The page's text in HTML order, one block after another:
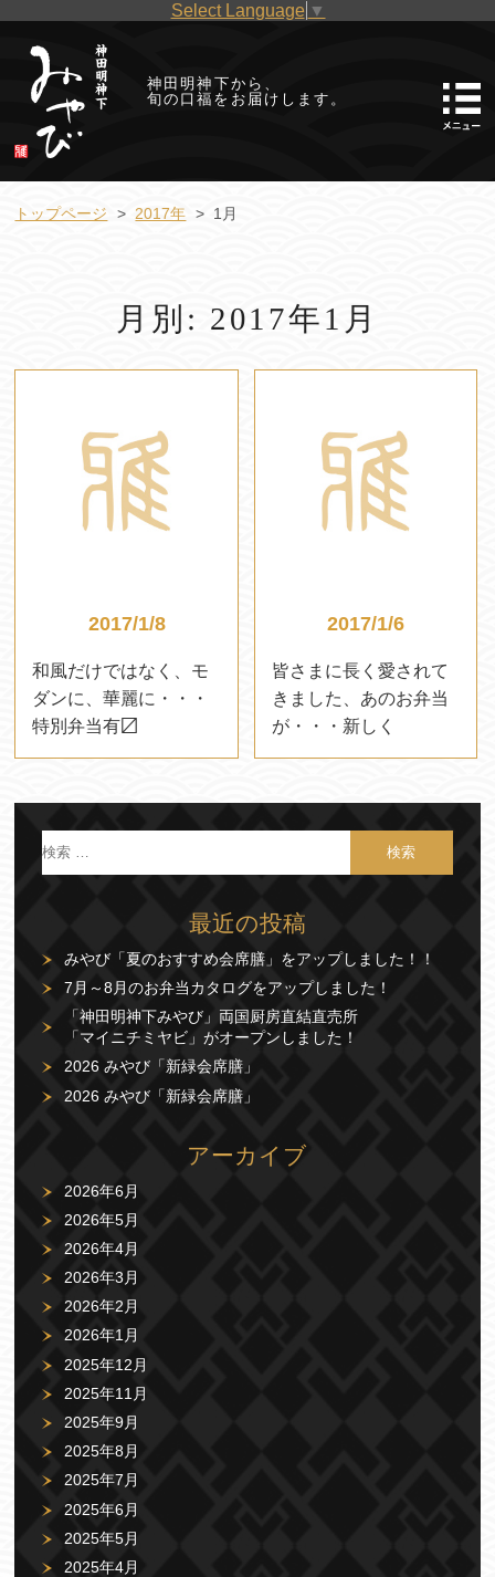
Select Language ▼
神田明神下から、
旬の口福をお届けします。
トップページ 2017年 1月
月別: 2017年1月
2017/1/8
和風だけではなく、モ
ダンに、華麗に・・・
特別弁当有〼
2017/1/6
皆さまに長く愛されて
きました、あのお弁当
が・・・新しく
最近の投稿
みやび「夏のおすすめ会席膳」をアップしました！！
7月～8月のお弁当カタログをアップしました！
「神田明神下みやび」両国厨房直結直売所
「マイニチミヤビ」がオープンしました！
2026 みやび「新緑会席膳」
2026 みやび「新緑会席膳」
アーカイブ
2026年6月
2026年5月
2026年4月
2026年3月
2026年2月
2026年1月
2025年12月
2025年11月
2025年9月
2025年8月
2025年7月
2025年6月
2025年5月
2025年4月